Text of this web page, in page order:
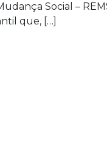
Social –
que, […]